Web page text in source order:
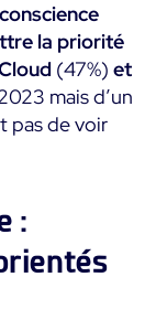
la priorité
(47%) et
mais d’un
pas de voir
: